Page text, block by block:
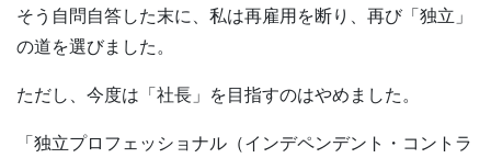
そう自問自答した末に、私は再雇用を断り、再び「独立」
の道を選びました。
ただし、今度は「社長」を目指すのはやめました。
「独立プロフェッショナル（インデペンデント・コントラ